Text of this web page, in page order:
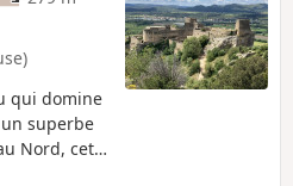
qui domine
superbe
Nord, cet